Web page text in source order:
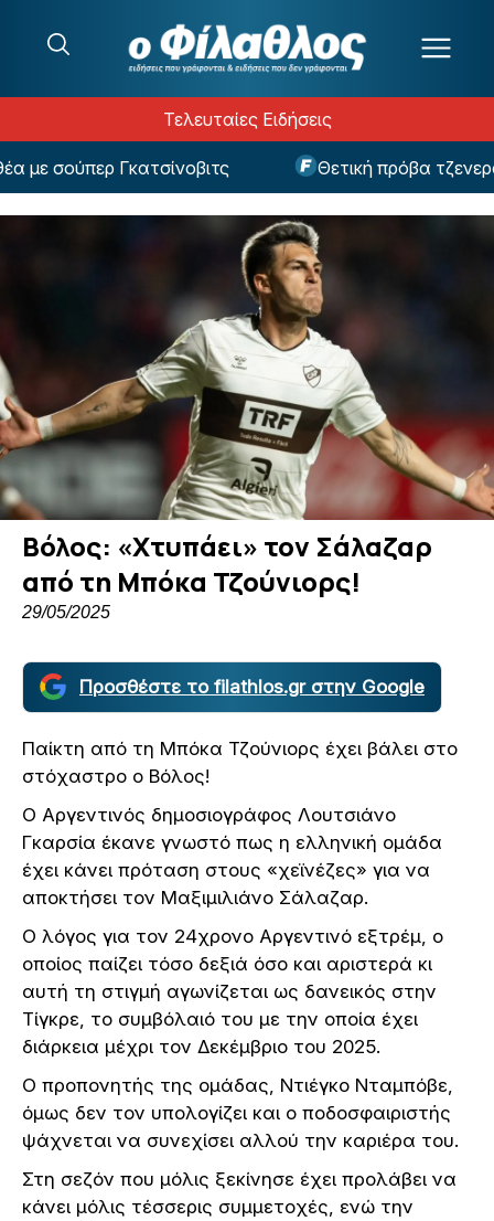
Τελευταίες Ειδήσεις
σούπερ Γκατσίνοβιτς Θετική πρόβα
Βόλος: «Χτυπάει» τον Σάλαζαρ
από τη Μπόκα Τζούνιορς!
29/05/2025
Προσθέστε το filathlos.gr στην Google
Παίκτη από τη Μπόκα Τζούνιορς έχει βάλει στο
στόχαστρο ο Βόλος!
Ο Αργεντινός δημοσιογράφος Λουτσιάνο
Γκαρσία έκανε γνωστό πως η ελληνική ομάδα
έχει κάνει πρόταση στους «χεϊνέζες» για να
αποκτήσει τον Μαξιμιλιάνο Σάλαζαρ.
Ο λόγος για τον 24χρονο Αργεντινό εξτρέμ, ο
οποίος παίζει τόσο δεξιά όσο και αριστερά κι
αυτή τη στιγμή αγωνίζεται ως δανεικός στην
Τίγκρε, το συμβόλαιό του με την οποία έχει
διάρκεια μέχρι τον Δεκέμβριο του 2025.
Ο προπονητής της ομάδας, Ντιέγκο Νταμπόβε,
όμως δεν τον υπολογίζει και ο ποδοσφαιριστής
ψάχνεται να συνεχίσει αλλού την καριέρα του.
Στη σεζόν που μόλις ξεκίνησε έχει προλάβει να
κάνει μόλις τέσσερις συμμετοχές, ενώ την